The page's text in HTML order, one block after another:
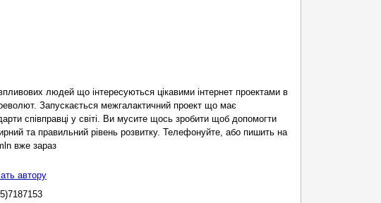
людей що інтересуються цікавими інтернет проектами в
Запускається межгалактичний проект що має
співправці у світі. Ви мусите щось зробити щоб допомогти
та правильний рівень розвитку. Телефонуйте, або пишить на
вже зараз
автору